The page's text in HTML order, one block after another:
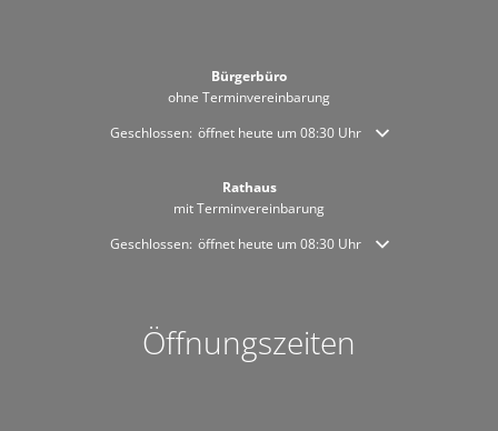
Bürgerbüro
ohne Terminvereinbarung
Klicken, um weitere Öffnungs- oder Schließzeiten
Geschlossen: öffnet heute um 08:30 Uhr
Rathaus
mit Terminvereinbarung
Klicken, um weitere Öffnungs- oder Schließzeiten
Geschlossen: öffnet heute um 08:30 Uhr
Öffnungszeiten